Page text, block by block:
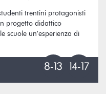
trentini protagonisti
progetto didattico
scuole un’esperienza di